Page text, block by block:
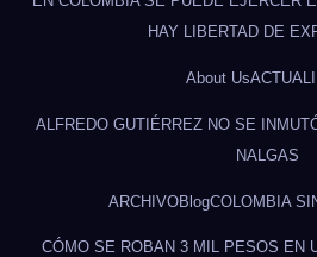
HAY LIBERTAD DE
About Us
ALFREDO GUTIÉRREZ NO SE
NALGAS
ARCHIVOBlogCOLOMBIA
CÓMO SE ROBAN 3 MIL PESOS EN